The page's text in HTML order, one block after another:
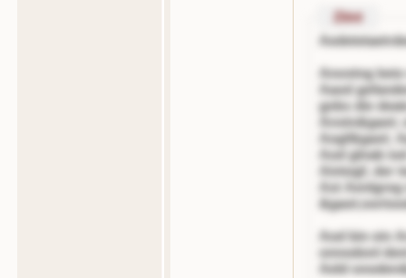
Zitnt
Anostng
Aaod
gnbs die
Aogf&gaot;
Aod glnab
Aintogf, der
Ast
Aod bin ein
onnodonl
Aeld